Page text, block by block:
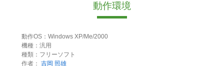
動作環境
動作OS：Windows XP/Me/2000
機種：汎用
種類：フリーソフト
作者： 吉岡 照雄